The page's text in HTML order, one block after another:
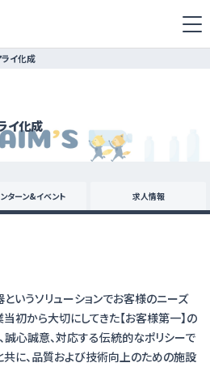
イ化成
イ化成
ターン&イベント 求人情報
いうソリューションでお客様のニーズ
初から大切にしてきた【お客様第一】の
誠心誠意、対応する伝統的なポリシーで
共に、品質および技術向上のための施設